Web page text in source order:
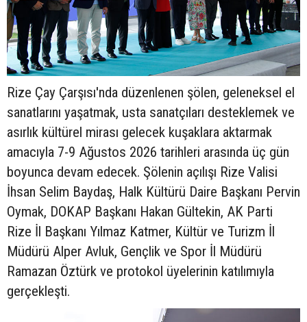
Rize Çay Çarşısı'nda düzenlenen şölen, geleneksel el
sanatlarını yaşatmak, usta sanatçıları desteklemek ve
asırlık kültürel mirası gelecek kuşaklara aktarmak
amacıyla 7-9 Ağustos 2026 tarihleri arasında üç gün
boyunca devam edecek. Şölenin açılışı Rize Valisi
İhsan Selim Baydaş, Halk Kültürü Daire Başkanı Pervin
Oymak, DOKAP Başkanı Hakan Gültekin, AK Parti
Rize İl Başkanı Yılmaz Katmer, Kültür ve Turizm İl
Müdürü Alper Avluk, Gençlik ve Spor İl Müdürü
Ramazan Öztürk ve protokol üyelerinin katılımıyla
gerçekleşti.